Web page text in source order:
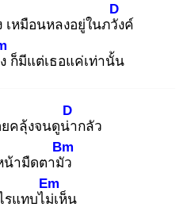
เหมือนหลงอยู่ในภวัง
D
ค์
ก็มีแต่เธอแค่เท่านั้น
คลุ้งจนดูน่า
D
กลัว
น้ามืดตามัว
Bm
รแทบไม่เ
Em
ห็น